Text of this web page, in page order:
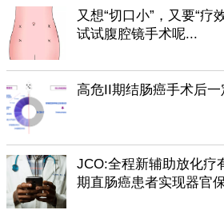
又想“切口小”，又要“疗
试试腹腔镜手术呢...
高危II期结肠癌手术后一
JCO:全程新辅助放化疗
期直肠癌患者实现器官